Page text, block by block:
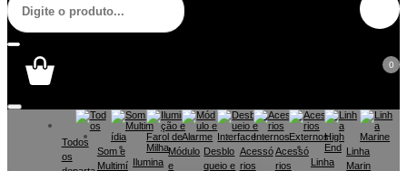
0
Todos
os
Som e
Multimí Ilumina
Módulo
e
Desblo
queio e
Acessó
rios
Acessó
rios
Linha
Linha
Marin